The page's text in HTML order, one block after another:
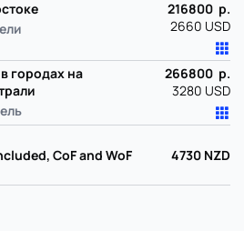
216800 р.
2660 USD
городах на
266800 р.
3280 USD
CoF and WoF
4730 NZD